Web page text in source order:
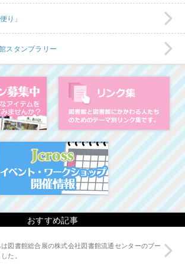
り」
スタンプラリー
コレクション募集中 図
イベント・ワーク
おすすめ記事
図書館総合展の株式会社図書館流通センターのブー
た。